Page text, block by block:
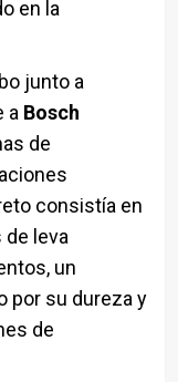
en la
junto a
a Bosch
de
consistía en
leva
un
por su dureza y
de